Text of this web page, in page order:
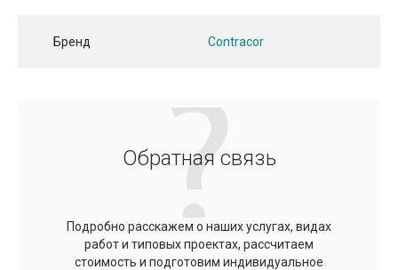
Бренд Contracor
Обратная связь
Подробно расскажем о наших услугах, видах
работ и типовых проектах, рассчитаем
стоимость и подготовим индивидуальное